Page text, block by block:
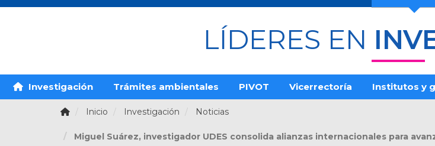
LÍDERES EN
Investigación Trámites ambientales PIVOT Vicerrectoría Institutos y
Inicio Investigación Noticias
Miguel Suárez, investigador UDES consolida alianzas internacionales para